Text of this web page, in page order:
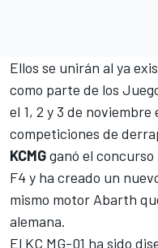
Ellos se unirán al ya
como parte de los
el 1, 2 y 3 de noviembre
competiciones de
KCMGganó el
F4 y ha creado un
mismo motor Abarth
alemana.
El KC MG-01 ha sido